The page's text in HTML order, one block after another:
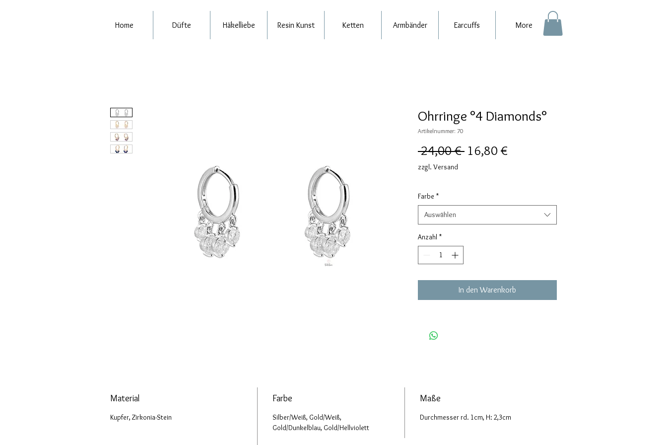
Home Düfte Häkelliebe Resin Kunst Ketten Armbänder Earcuffs More
Ohrringe °4 Diamonds°
Artikelnummer: 70
24,00 € Standardpreis
16,80 €
zzgl. Versand
Farbe *
Auswählen
Anzahl *
In den Warenkorb
Material
Kupfer, Zirkonia-Stein
Farbe
Silber/Weiß, Gold/Weiß,
Gold/Dunkelblau, Gold/Hellviolett
Maße
Durchmesser rd. 1cm, H: 2,3cm